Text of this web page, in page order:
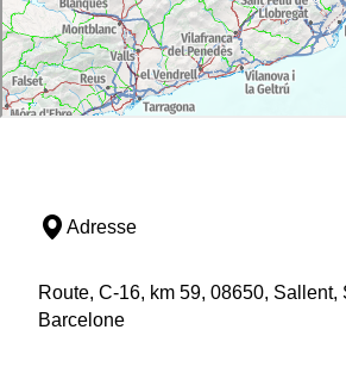
Adresse
Route, C-16, km 59, 08650, Sallent,
Barcelone